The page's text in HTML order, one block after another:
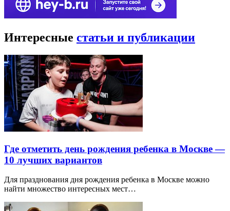
Интересные статьи и публикации
Где отметить день рождения ребенка в Москве —
10 лучших вариантов
Для празднования дня рождения ребенка в Москве можно
найти множество интересных мест…